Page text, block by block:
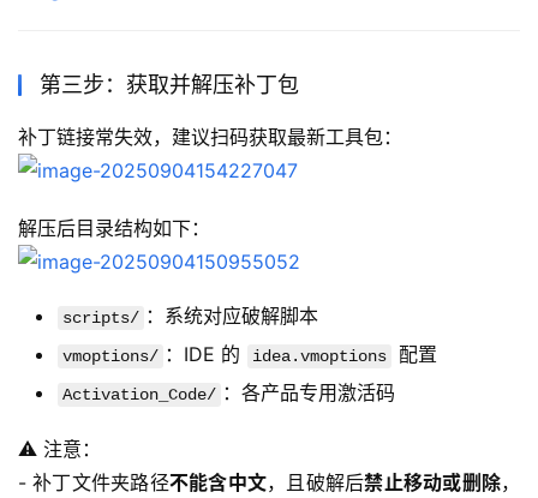
第三步：获取并解压补丁包
补丁链接常失效，建议扫码获取最新工具包：
解压后目录结构如下：
scripts/ ：系统对应破解脚本
vmoptions/ ：IDE 的 idea.vmoptions 配置
Activation_Code/ ：各产品专用激活码
⚠️ 注意：
- 补丁文件夹路径不能含中文，且破解后禁止移动或删除，